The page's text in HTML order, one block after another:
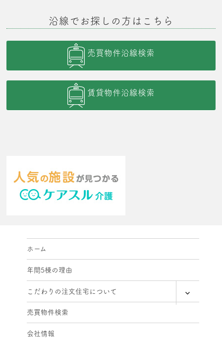
沿線でお探しの方はこちら
売買物件沿線検索
賃貸物件沿線検索
ホーム
年間5棟の理由
こだわりの注文住宅について
売買物件検索
会社情報